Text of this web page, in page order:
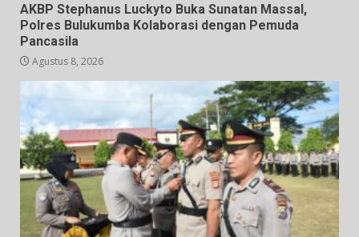
AKBP Stephanus Luckyto Buka Sunatan Massal,
Polres Bulukumba Kolaborasi dengan Pemuda
Pancasila
Agustus 8, 2026